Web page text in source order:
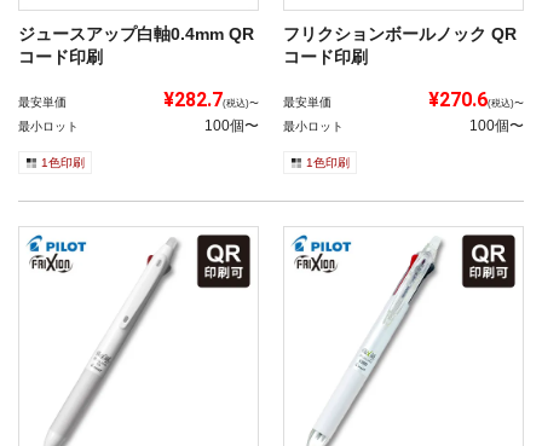
ジュースアップ白軸0.4mm QR
コード印刷
最安単価 ¥282.7(税込)〜
最小ロット 100個〜
1色印刷
フリクションボールノック QR
コード印刷
最安単価 ¥270.6(税込)〜
最小ロット 100個〜
1色印刷